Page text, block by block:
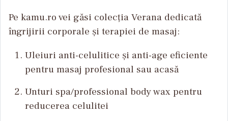
Pe kamu.ro vei găsi colecția Verana dedicată
îngrijirii corporale și terapiei de masaj:
Uleiuri anti-celulitice și anti-age eficiente
pentru masaj profesional sau acasă
Unturi spa/professional body wax pentru
reducerea celulitei